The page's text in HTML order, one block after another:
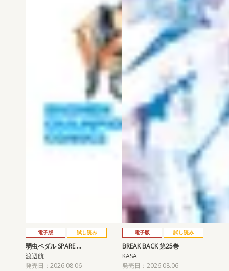
電子版 試し読み
弱虫ペダル SPARE …
渡辺航
発売日：2026.08.06
電子版 試し読み
BREAK BACK 第25巻
KASA
発売日：2026.08.06